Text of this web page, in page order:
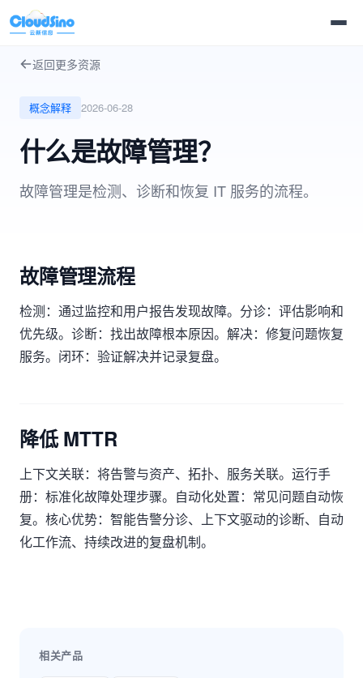
返回更多资源
概念解释 2026-06-28
什么是故障管理？
故障管理是检测、诊断和恢复 IT 服务的流程。
故障管理流程
检测：通过监控和用户报告发现故障。分诊：评估影响和
优先级。诊断：找出故障根本原因。解决：修复问题恢复
服务。闭环：验证解决并记录复盘。
降低 MTTR
上下文关联：将告警与资产、拓扑、服务关联。运行手
册：标准化故障处理步骤。自动化处置：常见问题自动恢
复。核心优势：智能告警分诊、上下文驱动的诊断、自动
化工作流、持续改进的复盘机制。
相关产品